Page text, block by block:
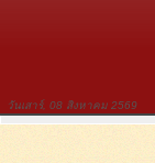
วันเสาร์, 08 สิงหาคม 2569